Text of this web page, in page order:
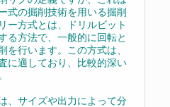
式の掘削技術を用いる掘削
ー方式とは、ドリルビット
る方法で、一般的に回転と
行います。この方式は、
に適しており、比較的深い
、サイズや出力によって分